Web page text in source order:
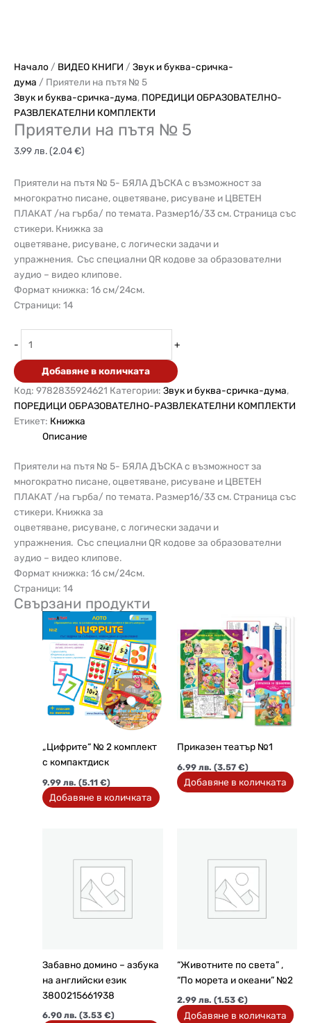
Начало / ВИДЕО КНИГИ / Звук и буква-сричка-
дума / Приятели на пътя № 5
Звук и буква-сричка-дума, ПОРЕДИЦИ ОБРАЗОВАТЕЛНО-
РАЗВЛЕКАТЕЛНИ КОМПЛЕКТИ
Приятели на пътя № 5
3.99 лв.(2.04 €)
Приятели на пътя № 5- БЯЛА ДЪСКА с възможност за
многократно писане, оцветяване, рисуване и ЦВЕТЕН
ПЛАКАТ /на гърба/ по темата. Размер16/33 см. Страница със
стикери. Книжка за
оцветяване, рисуване, с логически задачи и
упражнения. Със специални QR кодове за образователни
аудио – видео клипове.
Формат книжка: 16 см/24см.
Страници: 14
- +
Добавяне в количката
Код: 9782835924621 Категории: Звук и буква-сричка-дума,
ПОРЕДИЦИ ОБРАЗОВАТЕЛНО-РАЗВЛЕКАТЕЛНИ КОМПЛЕКТИ
Етикет: Книжка
Описание
Приятели на пътя № 5- БЯЛА ДЪСКА с възможност за
многократно писане, оцветяване, рисуване и ЦВЕТЕН
ПЛАКАТ /на гърба/ по темата. Размер16/33 см. Страница със
стикери. Книжка за
оцветяване, рисуване, с логически задачи и
упражнения. Със специални QR кодове за образователни
аудио – видео клипове.
Формат книжка: 16 см/24см.
Страници: 14
Свързани продукти
„Цифрите“ № 2 комплект
с компактдиск
9.99лв. (5.11 €)
Добавяне в количката
Приказен театър №1
6.99 лв. (3.57 €)
Добавяне в количката
Забавно домино – азбука
на английски език
3800215661938
6.90лв. (3.53 €)
“Животните по света” ,
“По морета и океани” №2
2.99 лв. (1.53 €)
Добавяне в количката